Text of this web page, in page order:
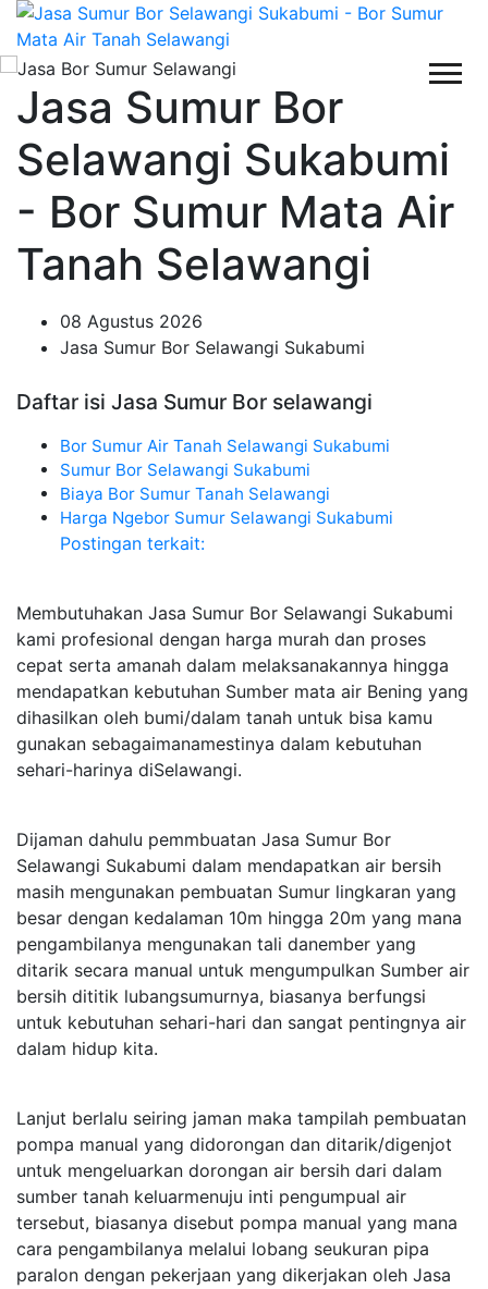
Jasa Sumur Bor
Selawangi Sukabumi
- Bor Sumur Mata Air
Tanah Selawangi
08 Agustus 2026
Jasa Sumur Bor Selawangi Sukabumi
Daftar isi Jasa Sumur Bor selawangi
Bor Sumur Air Tanah Selawangi Sukabumi
Sumur Bor Selawangi Sukabumi
Biaya Bor Sumur Tanah Selawangi
Harga Ngebor Sumur Selawangi Sukabumi
Postingan terkait:
Membutuhakan Jasa Sumur Bor Selawangi Sukabumi
kami profesional dengan harga murah dan proses
cepat serta amanah dalam melaksanakannya hingga
mendapatkan kebutuhan Sumber mata air Bening yang
dihasilkan oleh bumi/dalam tanah untuk bisa kamu
gunakan sebagaimanamestinya dalam kebutuhan
sehari-harinya diSelawangi.
Dijaman dahulu pemmbuatan Jasa Sumur Bor
Selawangi Sukabumi dalam mendapatkan air bersih
masih mengunakan pembuatan Sumur lingkaran yang
besar dengan kedalaman 10m hingga 20m yang mana
pengambilanya mengunakan tali danember yang
ditarik secara manual untuk mengumpulkan Sumber air
bersih dititik lubangsumurnya, biasanya berfungsi
untuk kebutuhan sehari-hari dan sangat pentingnya air
dalam hidup kita.
Lanjut berlalu seiring jaman maka tampilah pembuatan
pompa manual yang didorongan dan ditarik/digenjot
untuk mengeluarkan dorongan air bersih dari dalam
sumber tanah keluarmenuju inti pengumpual air
tersebut, biasanya disebut pompa manual yang mana
cara pengambilanya melalui lobang seukuran pipa
paralon dengan pekerjaan yang dikerjakan oleh Jasa